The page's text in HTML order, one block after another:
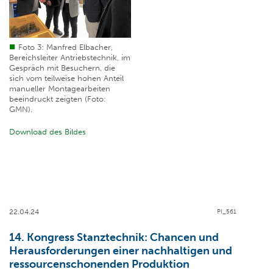
Foto 3: Manfred Elbacher,
Bereichsleiter Antriebstechnik, im
Gespräch mit Besuchern, die
sich vom teilweise hohen Anteil
manueller Montagearbeiten
beeindruckt zeigten (Foto:
GMN).
Download des Bildes
22.04.24 PI_561
14. Kongress Stanztechnik: Chancen und
Herausforderungen einer nachhaltigen und
ressourcenschonenden Produktion